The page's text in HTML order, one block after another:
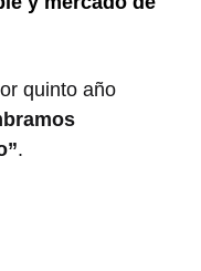
quinto año
.